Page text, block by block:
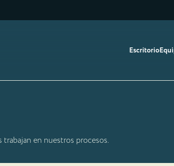
Escritorio
en nuestros procesos.